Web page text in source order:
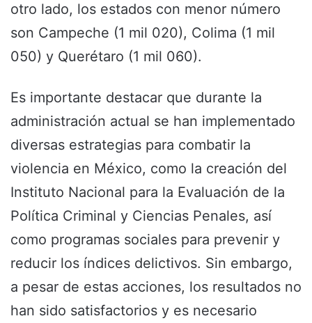
otro lado, los estados con menor número
son Campeche (1 mil 020), Colima (1 mil
050) y Querétaro (1 mil 060).
Es importante destacar que durante la
administración actual se han implementado
diversas estrategias para combatir la
violencia en México, como la creación del
Instituto Nacional para la Evaluación de la
Política Criminal y Ciencias Penales, así
como programas sociales para prevenir y
reducir los índices delictivos. Sin embargo,
a pesar de estas acciones, los resultados no
han sido satisfactorios y es necesario